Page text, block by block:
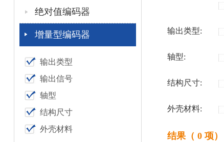
绝对值编码器
增量型编码器
输出类型
输出信号
轴型
结构尺寸
外壳材料
输出类型:
轴型:
结构尺寸:
外壳材料:
结果（ 0 项）